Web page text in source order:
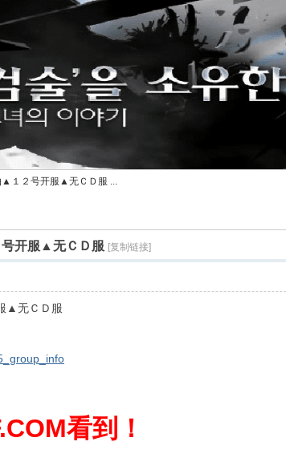
▲１２号开服▲无ＣＤ服 ...
开服▲无ＣＤ服 [复制链接]
▲无ＣＤ服
看到！